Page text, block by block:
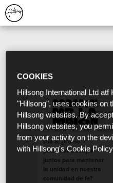
Día 8: ¿Cómo
podemos trabajar
juntos para mantener
la unidad en nuestra
comunidad de fe?
COOKIES
Hillsong International Ltd atf
"Hillsong", uses cookies on
Hillsong websites. By
Hillsong websites, you
from your activity on the
with Hillsong's Cookie